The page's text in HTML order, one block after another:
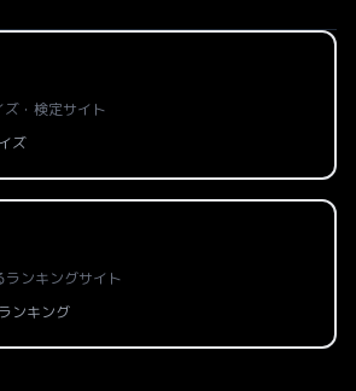
・検定サイト
ズ
ランキングサイト
ンキング